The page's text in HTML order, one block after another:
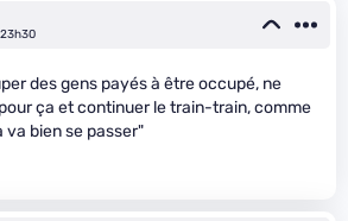
des gens payés à être occupé, ne
ça et continuer le train-train, comme
va bien se passer"